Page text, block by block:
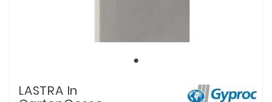
LASTRA In